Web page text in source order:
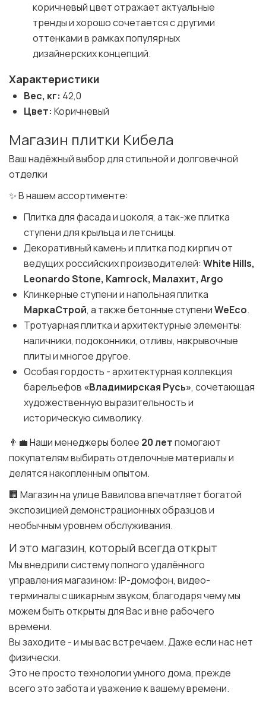
коричневый цвет отражает актуальные
тренды и хорошо сочетается с другими
оттенками в рамках популярных
дизайнерских концепций.
Характеристики
Вес, кг: 42,0
Цвет: Коричневый
Магазин плитки Кибела
Ваш надёжный выбор для стильной и долговечной
отделки
✨ В нашем ассортименте:
Плитка для фасада и цоколя, а так-же плитка
ступени для крыльца и летсницы.
Декоративный камень и плитка под кирпич от
ведущих российских производителей: White Hills,
Leonardo Stone, Kamrock, Малахит, Argo
Клинкерные ступени и напольная плитка
МаркаСтрой, а также бетонные ступениWeEco.
Тротуарная плитка и архитектурные элементы:
наличники, подоконники, отливы, накрывочные
плиты и многое другое.
Особая гордость - архитектурная коллекция
барельефов «Владимирская Русь», сочетающая
художественную выразительность и
историческую символику.
👨‍💼 Наши менеджеры более 20 летпомогают
покупателям выбирать отделочные материалы и
делятся накопленным опытом.
🏢 Магазин на улице Вавилова впечатляет богатой
экспозицией демонстрационных образцов и
необычным уровнем обслуживания.
И это магазин, который всегда открыт
Мы внедрили систему полного удалённого
управления магазином: IP-домофон, видео-
терминалы с шикарным звуком, благодаря чему мы
можем быть открыты для Вас и вне рабочего
времени.
Вы заходите - и мы вас встречаем. Даже если нас нет
физически.
Это не просто технологии умного дома, прежде
всего это забота и уважение к вашему времени.